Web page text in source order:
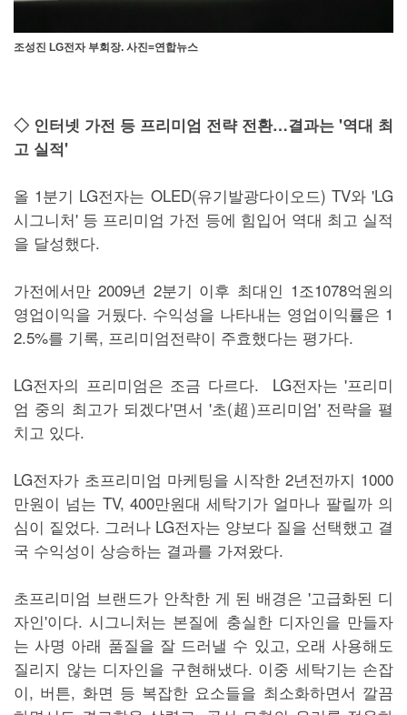
조성진 LG전자 부회장. 사진=연합뉴스
◇ 인터넷 가전 등 프리미엄 전략 전환…결과는 '역대 최
고 실적'
올 1분기 LG전자는 OLED(유기발광다이오드) TV와 'LG
시그니처' 등 프리미엄 가전 등에 힘입어 역대 최고 실적
을 달성했다.
가전에서만 2009년 2분기 이후 최대인 1조1078억원의
영업이익을 거뒀다. 수익성을 나타내는 영업이익률은 1
2.5%를 기록, 프리미엄전략이 주효했다는 평가다.
LG전자의 프리미엄은 조금 다르다. LG전자는 '프리미
엄 중의 최고가 되겠다'면서 '초(超)프리미엄' 전략을 펼
치고 있다.
LG전자가 초프리미엄 마케팅을 시작한 2년전까지 1000
만원이 넘는 TV, 400만원대 세탁기가 얼마나 팔릴까 의
심이 짙었다. 그러나 LG전자는 양보다 질을 선택했고 결
국 수익성이 상승하는 결과를 가져왔다.
초프리미엄 브랜드가 안착한 게 된 배경은 '고급화된 디
자인'이다. 시그니처는 본질에 충실한 디자인을 만들자
는 사명 아래 품질을 잘 드러낼 수 있고, 오래 사용해도
질리지 않는 디자인을 구현해냈다. 이중 세탁기는 손잡
이, 버튼, 화면 등 복잡한 요소들을 최소화하면서 깔끔